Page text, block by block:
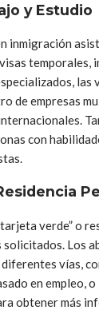
y Estudio
inmigración
temporales,
las
de empresas
con
verde” o
solicitados. Los
vías,
en empleo,
obtener más